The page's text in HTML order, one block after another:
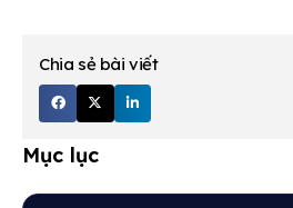
Chia sẻ bài viết
Mục lục